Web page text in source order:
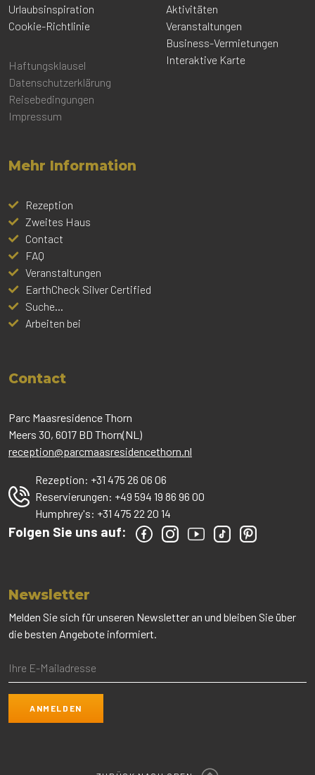
Urlaubsinspiration
Cookie-Richtlinie
Haftungsklausel
Datenschutzerklärung
Reisebedingungen
Impressum
Aktivitäten
Veranstaltungen
Business-Vermietungen
Interaktive Karte
Mehr Information
Rezeption
Zweites Haus
Contact
FAQ
Veranstaltungen
EarthCheck Silver Certified
Suche...
Arbeiten bei
Contact
Parc Maasresidence Thorn
Meers 30, 6017 BD Thorn(NL)
reception@parcmaasresidencethorn.nl
Rezeption: +31 475 26 06 06
Reservierungen: +49 594 19 86 96 00
Humphrey's: +31 475 22 20 14
Folgen Sie uns auf:
Newsletter
Melden Sie sich für unseren Newsletter an und bleiben Sie über
die besten Angebote informiert.